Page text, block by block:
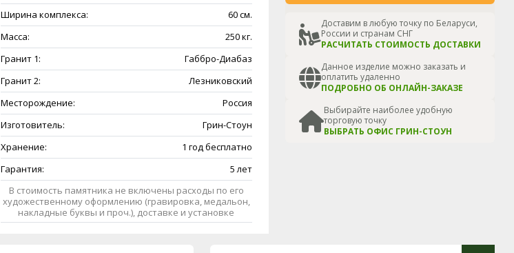
Доставим в любую точку по Беларуси,
России и странам СНГ
РАСЧИТАТЬ СТОИМОСТЬ ДОСТАВКИ
Данное изделие можно заказать и
оплатить удаленно
ПОДРОБНО ОБ ОНЛАЙН-ЗАКАЗЕ
Выбирайте наиболее удобную
торговую точку
ВЫБРАТЬ ОФИС ГРИН-СТОУН
Ширина комплекса:
60 см.
Масса:
250 кг.
Гранит 1:
Габбро-Диабаз
Гранит 2:
Лезниковский
Месторождение:
Россия
Изготовитель:
Грин-Стоун
Хранение:
1 год бесплатно
Гарантия:
5 лет
В стоимость памятника не включены расходы по его
художественному оформлению (гравировка, медальон,
накладные буквы и проч.), доставке и установке